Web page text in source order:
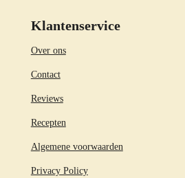
Klantenservice
Over ons
Contact
Reviews
Recepten
Algemene voorwaarden
Privacy Policy